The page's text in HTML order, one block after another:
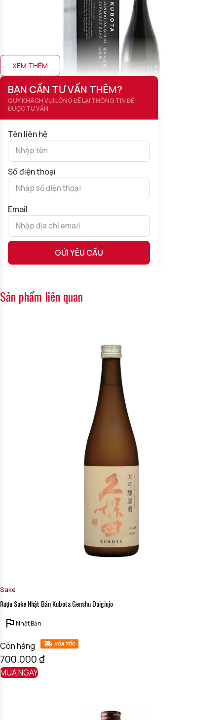
Sake Kubota Junmai Daiginjo
Chính vì quy trình sản xuất thủ công kết hợp công nghệ tiến
tiến, hương vị rượu phải nói là du dương miễn bàn và sẽ rất
tuyệt nếu được kết hợp với những món Nhật như cá hồi sống,
sushi, cá trích, rong nho,…
Thương hiệu: Kubota.
Phân loại: Rượu Sake Nhật Bản
chắc chắn là sự lựa chọn hàng đầu
cho những ai thích sự tinh tế, lạ lẫm của Rượu Nhật. Bên cạnh
thưởng thức trên bàn tiệc, sản phẩm này còn rất thích hợp làm
quà tặng biếu cho người thân, bạn bè trong những dịp trọng
Rượu Ngon 24H
để mua hàng cũng nhiều khuyến
XEM THÊM
BẠN CẦN TƯ VẤN THÊM?
QUÝ KHÁCH VUI LÒNG ĐỂ LẠI THÔNG TIN ĐỂ
ĐƯỢC TƯ VẤN
Tên liên hệ
Số điện thoại
Email
Sản phẩm liên quan
Sake
Rượu Sake Nhật Bản Kubota Genshu Daiginjo
Nhật Bản
Còn hàng
700.000₫
MUA NGAY